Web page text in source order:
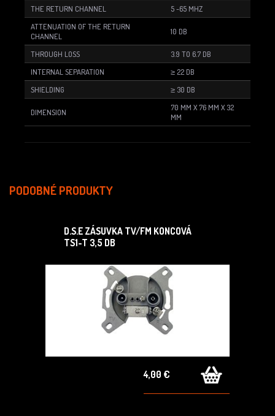
THE RETURN CHANNEL
5 -65 MHZ
ATTENUATION OF THE RETURN
CHANNEL
10 DB
THROUGH LOSS
3.9 TO 6.7 DB
INTERNAL SEPARATION
≥ 22 DB
SHIELDING
≥ 30 DB
DIMENSION
70 MM X 76 MM X 32
MM
PODOBNÉ PRODUKTY
D.S.E ZÁSUVKA TV/FM KONCOVÁ
TS1-T 3,5 DB
4,00 €